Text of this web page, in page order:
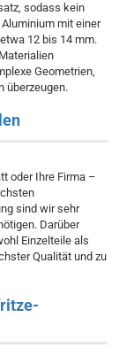
sodass kein
mit einer
12 bis 14 mm.
Geometrien,
überzeugen.
oder Ihre Firma –
sind wir sehr
Darüber
Einzelteile als
Qualität und zu